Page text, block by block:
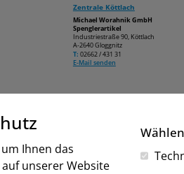
Zentrale Köttlach
Michael Worahnik GmbH
Spenglerartikel
Industriestraße 90, Köttlach
A-2640 Gloggnitz
T: 02662 / 431 31
E-Mail senden
Ihnen das
unserer Website